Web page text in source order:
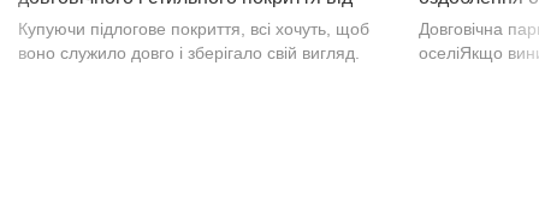
PROFLOOR
Купуючи підлогове покриття, всі хочуть, щоб
воно служило довго і зберігало свій вигляд.
Довговічна
оселіЯкщо